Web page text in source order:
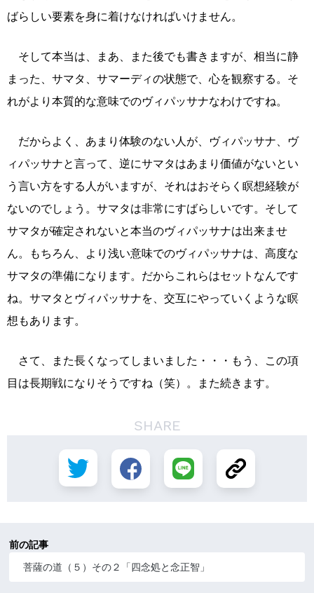
ばらしい要素を身に着けなければいけません。
そして本当は、まあ、また後でも書きますが、相当に静
まった、サマタ、サマーディの状態で、心を観察する。そ
れがより本質的な意味でのヴィパッサナなわけですね。
だからよく、あまり体験のない人が、ヴィパッサナ、ヴ
ィパッサナと言って、逆にサマタはあまり価値がないとい
う言い方をする人がいますが、それはおそらく瞑想経験が
ないのでしょう。サマタは非常にすばらしいです。そして
サマタが確定されないと本当のヴィパッサナは出来ませ
ん。もちろん、より浅い意味でのヴィパッサナは、高度な
サマタの準備になります。だからこれらはセットなんです
ね。サマタとヴィパッサナを、交互にやっていくような瞑
想もあります。
さて、また長くなってしまいました・・・もう、この項
目は長期戦になりそうですね（笑）。また続きます。
SHARE
前の記事
菩薩の道（５）その２「四念処と念正智」